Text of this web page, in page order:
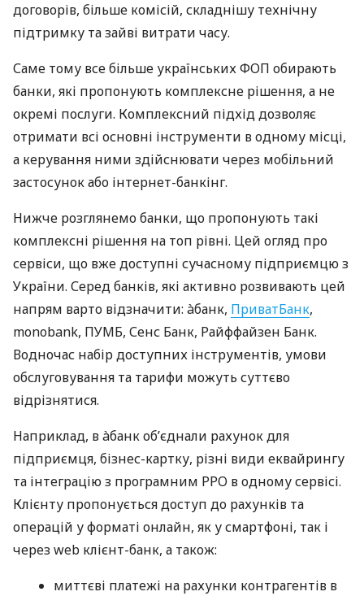
договорів, більше комісій, складнішу технічну
підтримку та зайві витрати часу.
Саме тому все більше українських ФОП обирають
банки, які пропонують комплексне рішення, а не
окремі послуги. Комплексний підхід дозволяє
отримати всі основні інструменти в одному місці,
а керування ними здійснювати через мобільний
застосунок або інтернет-банкінг.
Нижче розглянемо банки, що пропонують такі
комплексні рішення на топ рівні. Цей огляд про
сервіси, що вже доступні сучасному підприємцю з
України. Серед банків, які активно розвивають цей
напрям варто відзначити: àбанк, ПриватБанк,
monobank, ПУМБ, Сенс Банк, Райффайзен Банк.
Водночас набір доступних інструментів, умови
обслуговування та тарифи можуть суттєво
відрізнятися.
Наприклад, в àбанк об’єднали рахунок для
підприємця, бізнес-картку, різні види еквайрингу
та інтеграцію з програмним РРО в одному сервісі.
Клієнту пропонується доступ до рахунків та
операцій у форматі онлайн, як у смартфоні, так і
через web клієнт-банк, а також:
миттєві платежі на рахунки контрагентів в